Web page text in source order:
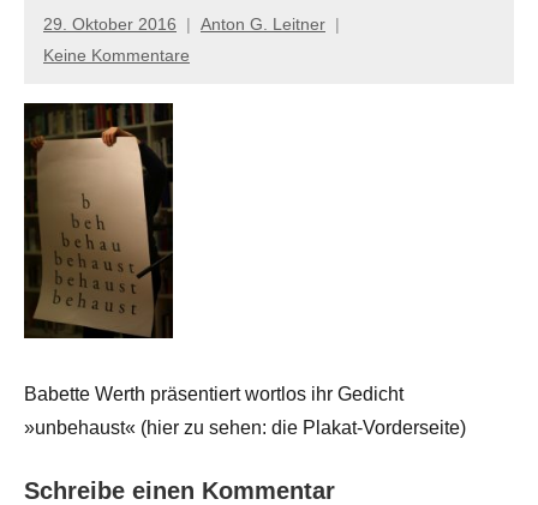
29. Oktober 2016
Anton G. Leitner
Keine Kommentare
Babette Werth präsentiert wortlos ihr Gedicht
»unbehaust« (hier zu sehen: die Plakat-Vorderseite)
Schreibe einen Kommentar